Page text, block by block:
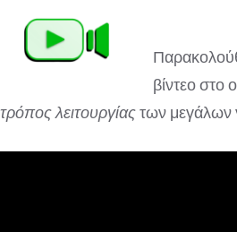
βίντεο στο
τρόπος λειτουργίαςτων μεγάλων